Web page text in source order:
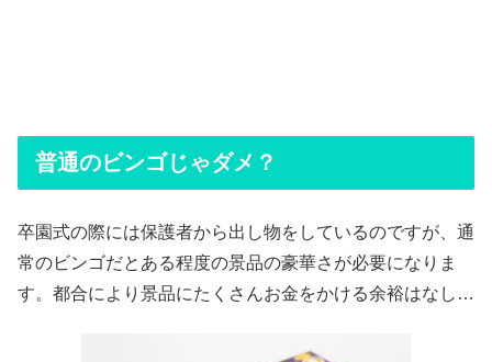
普通のビンゴじゃダメ？
卒園式の際には保護者から出し物をしているのですが、通
常のビンゴだとある程度の景品の豪華さが必要になりま
す。都合により景品にたくさんお金をかける余裕はなし…